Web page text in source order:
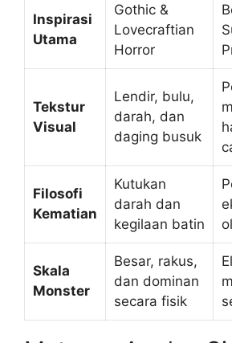
Inspirasi
Utama
Gothic &
Lovecraftian
Horror
Tekstur
Visual
Lendir, bulu,
darah, dan
daging busuk
Filosofi
Kematian
Kutukan
darah dan
kegilaan batin
Skala
Monster
Besar, rakus,
dan dominan
secara fisik